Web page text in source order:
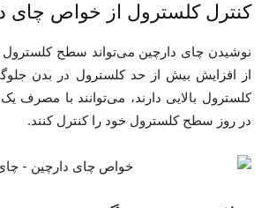
کنترل کلسترول از خواص چای
نوشیدن چای دارچین می‌تواند سطح کلسترول
از افزایش بیش از حد کلسترول در بدن
کلسترول بالایی دارند، می‌توانند با مصرف
در روز سطح کلسترول خود را کنترل کنند.